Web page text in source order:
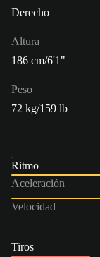
Derecho
Altura
186 cm/6'1"
Peso
72 kg/159 lb
Ritmo
Aceleración
Velocidad
Tiros